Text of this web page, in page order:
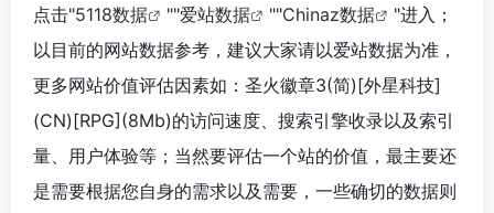
点击"5118数据 ""爱站数据 ""Chinaz数据
"进入；
以目前的网站数据参考，建议大家请以爱站数据为准，
更多网站价值评估因素如：圣火徽章3(简)[外星科技]
(CN)[RPG](8Mb)的访问速度、搜索引擎收录以及索引
量、用户体验等；当然要评估一个站的价值，最主要还
是需要根据您自身的需求以及需要，一些确切的数据则